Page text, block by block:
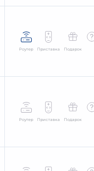
Роутер Приставка Подарок
Роутер Приставка Подарок